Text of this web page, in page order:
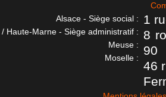
Alsace - Siège social :
/ Haute-Marne - Siège administratif :
Meuse :
Moselle :
1
8
90
46